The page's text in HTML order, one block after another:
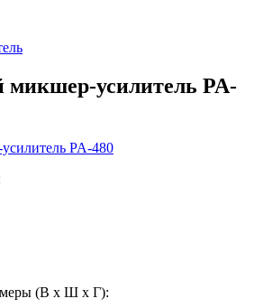
усилитель PA-
(В х Ш х Г):